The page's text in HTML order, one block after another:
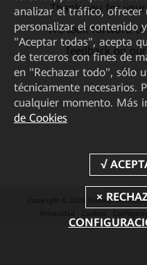
Thank you for
We look forward
feedback on
Copyright © 2026 Huawei
Privacidad
Cookies
analizar el tráfico,
personalizar el contenido
"Aceptar todas", acepta
de terceros con fines de
en "Rechazar todo", sólo
técnicamente necesarios.
cualquier momento. Más
de Cookies